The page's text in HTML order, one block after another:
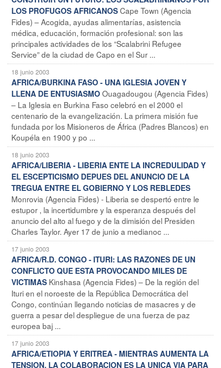
LOS PROFUGOS AFRICANOSCape Town (Agencia
Fides) – Acogida, ayudas alimentarías, asistencia
médica, educación, formación profesional: son las
principales actividades de los “Scalabrini Refugee
Service” de la ciudad de Capo en el Sur ...
18 junio 2003
AFRICA/BURKINA FASO - UNA IGLESIA JOVEN Y
LLENA DE ENTUSIASMOOuagadougou (Agencia Fides)
– La Iglesia en Burkina Faso celebró en el 2000 el
centenario de la evangelización. La primera misión fue
fundada por los Misioneros de África (Padres Blancos) en
Koupéla en 1900 y po ...
18 junio 2003
AFRICA/LIBERIA - LIBERIA ENTE LA INCREDULIDAD Y
EL ESCEPTICISMO DEPUES DEL ANUNCIO DE LA
TREGUA ENTRE EL GOBIERNO Y LOS REBLEDES
Monrovia (Agencia Fides) - Liberia se despertó entre le
estupor , la incertidumbre y la esperanza después del
anuncio del alto al fuego y de la dimisión del Presiden
Charles Taylor. Ayer 17 de junio a medianoc ...
17 junio 2003
AFRICA/R.D. CONGO - ITURI: LAS RAZONES DE UN
CONFLICTO QUE ESTA PROVOCANDO MILES DE
VICTIMAS Kinshasa (Agencia Fides) – De la región del
Ituri en el noroeste de la República Democrática del
Congo, continúan llegando noticias de masacres y de
guerra a pesar del despliegue de una fuerza de paz
europea baj ...
17 junio 2003
AFRICA/ETIOPIA Y ERITREA - MIENTRAS AUMENTA LA
TENSION, LA COLABORACION ES LA UNICA VIA PARA